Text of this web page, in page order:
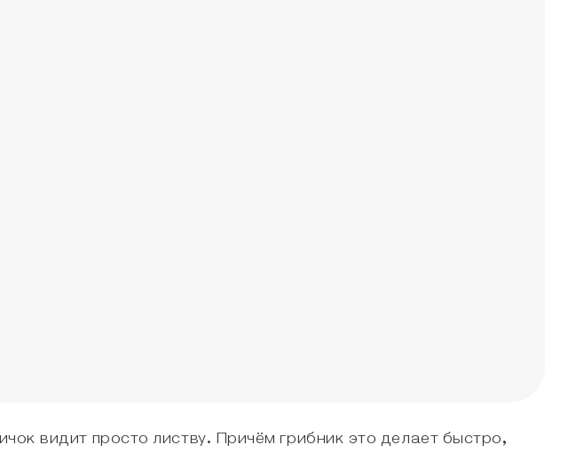
видит просто листву. Причём грибник это делает быстро,